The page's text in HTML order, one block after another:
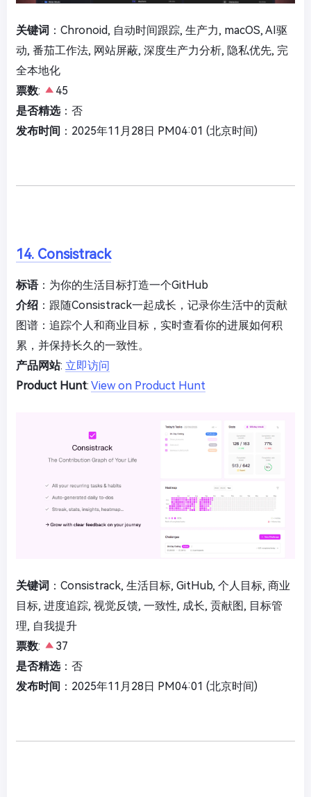
关键词 ：Chronoid, 自动时间跟踪, 生产力, macOS, AI驱
动, 番茄工作法, 网站屏蔽, 深度生产力分析, 隐私优先, 完
全本地化
票数:
45
是否精选：否
发布时间 ：2025年11月28日 PM04:01 (北京时间)
14. Consistrack
标语：为你的生活目标打造一个GitHub
介绍 ：跟随Consistrack一起成长，记录你生活中的贡献
图谱：追踪个人和商业目标，实时查看你的进展如何积
累，并保持长久的一致性。
产品网站: 立即访问
Product Hunt: View on Product Hunt
关键词 ：Consistrack, 生活目标, GitHub, 个人目标, 商业
目标, 进度追踪, 视觉反馈, 一致性, 成长, 贡献图, 目标管
理, 自我提升
票数:
37
是否精选：否
发布时间 ：2025年11月28日 PM04:01 (北京时间)